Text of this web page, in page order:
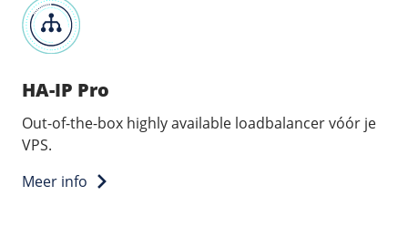
HA-IP Pro
Out-of-the-box highly available loadbalancer vóór je
VPS.
Meer info